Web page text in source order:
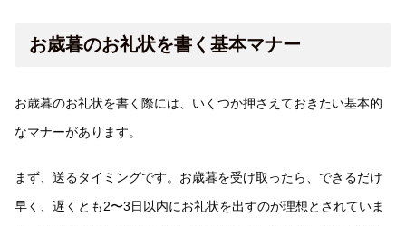
お歳暮のお礼状を書く基本マナー
お歳暮のお礼状を書く際には、いくつか押さえておきたい基本的
なマナーがあります。
まず、送るタイミングです。お歳暮を受け取ったら、できるだけ
早く、遅くとも2〜3日以内にお礼状を出すのが理想とされていま